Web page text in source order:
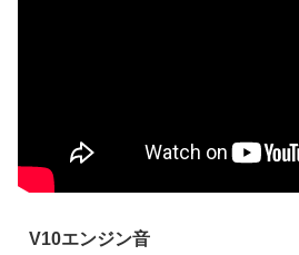
V10エンジン音